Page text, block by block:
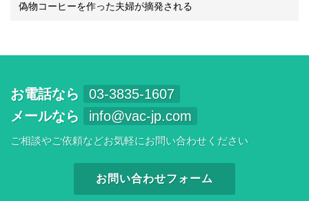
偽物コーヒーを作った夫婦が摘発される
お電話なら
03-3835-1607
メールなら
info@vac-jp.com
ご相談やご依頼などお気軽にお問い合わせください
お問い合わせフォーム